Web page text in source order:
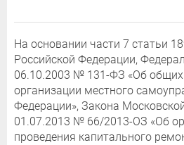
На основании части 7 статьи
Российской Федерации,
06.10.2003 № 131-ФЗ «Об общих
организации местного
Федерации», Закона
01.07.2013 № 66/2013-ОЗ «Об
проведения капитального